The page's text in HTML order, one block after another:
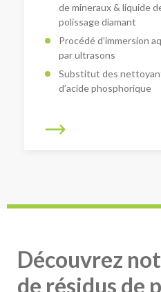
de mineraux & liquide
polissage diamant
Procédé d’immersion
par ultrasons
Substitut des
d’acide phosphorique
Découvrez
de résidus de